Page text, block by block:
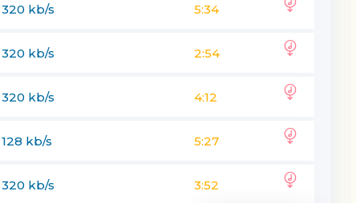
320 kb/s 5:34
320 kb/s 2:54
320 kb/s 4:12
128 kb/s 5:27
320 kb/s 3:52